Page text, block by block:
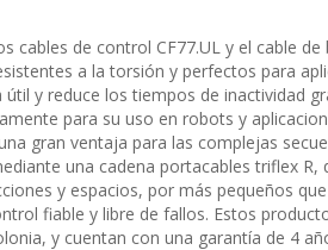
cables de control CF77.UL y el cable de
a la torsión y perfectos para
y reduce los tiempos de inactividad
para su uso en robots y
gran ventaja para las complejas
una cadena portacables triflex R,
y espacios, por más pequeños
fiable y libre de fallos. Estos
y cuentan con una garantía de 4